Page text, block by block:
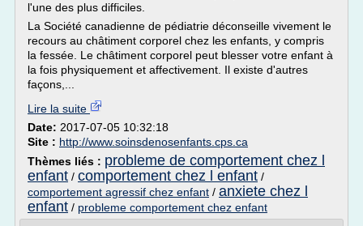
l'une des plus difficiles.
La Société canadienne de pédiatrie déconseille vivement le
recours au châtiment corporel chez les enfants, y compris
la fessée. Le châtiment corporel peut blesser votre enfant à
la fois physiquement et affectivement. Il existe d'autres
façons,...
Lire la suite
Date: 2017-07-05 10:32:18
Site : http://www.soinsdenosenfants.cps.ca
Thèmes liés : probleme de comportement chez l
enfant / comportement chez l enfant /
comportement agressif chez enfant / anxiete chez l
enfant / probleme comportement chez enfant